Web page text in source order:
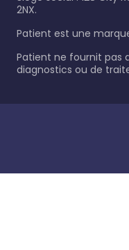
2NX.
Patient est une
Patient ne fournit pas
diagnostics ou de